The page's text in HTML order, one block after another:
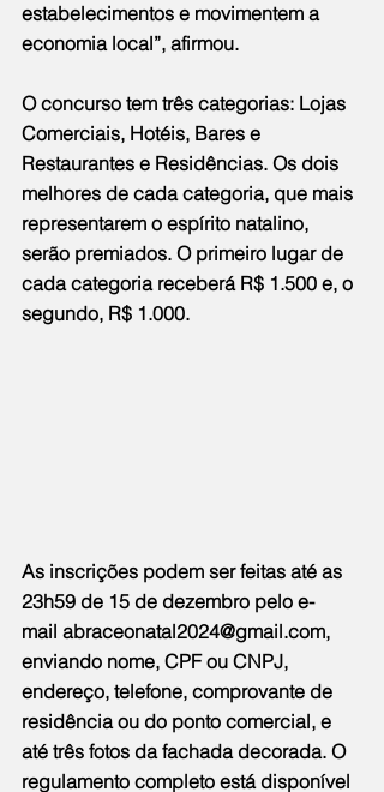
estabelecimentos e movimentem a
economia local”, afirmou.
O concurso tem três categorias: Lojas
Comerciais, Hotéis, Bares e
Restaurantes e Residências. Os dois
melhores de cada categoria, que mais
representarem o espírito natalino,
serão premiados. O primeiro lugar de
cada categoria receberá R$ 1.500 e, o
segundo, R$ 1.000.
As inscrições podem ser feitas até as
23h59 de 15 de dezembro pelo e-
mail abraceonatal2024@gmail.com,
enviando nome, CPF ou CNPJ,
endereço, telefone, comprovante de
residência ou do ponto comercial, e
até três fotos da fachada decorada. O
regulamento completo está disponível